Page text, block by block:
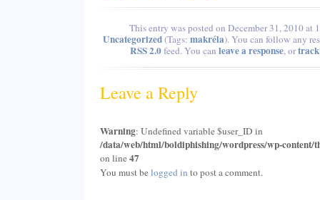
This entry was posted on December 31, 2010 at
Uncategorized(Tags: makréla). You can follow any
RSS 2.0feed. You can leave a response, or
Leave a Reply
Warning: Undefined variable $user_ID in
/data/web/html/boldiphishing/wordpress/wp-content/
on line47
You must belogged in to post a comment.